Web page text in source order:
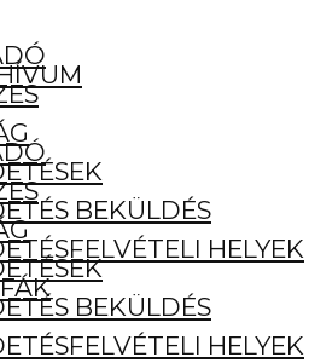
BEKÜLDÉS
HELYEK
BEKÜLDÉS
HELYEK